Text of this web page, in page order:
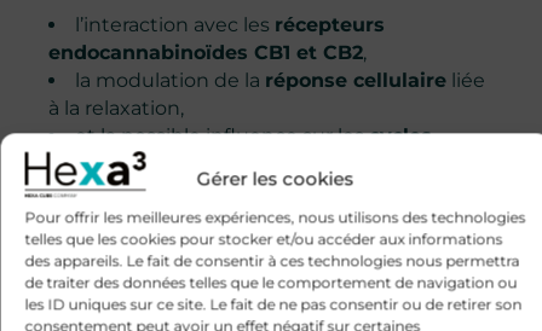
Gérer les cookies
Pour offrir les meilleures expériences, nous utilisons des technologies
telles que les cookies pour stocker et/ou accéder aux informations
des appareils. Le fait de consentir à ces technologies nous permettra
de traiter des données telles que le comportement de navigation ou
les ID uniques sur ce site. Le fait de ne pas consentir ou de retirer son
consentement peut avoir un effet négatif sur certaines
l’interaction avec les récepteurs
endocannabinoïdes CB1 et CB2,
la modulation de la réponse cellulaire liée
à la relaxation,
et la possible influence sur lescycles
veille-sommeil
🔬 Ces recherches sont en cours ;
aucun effet clinique confirmé ni
autorisé n’est revendiqué dans le
cadre de la réglementation
européenne.